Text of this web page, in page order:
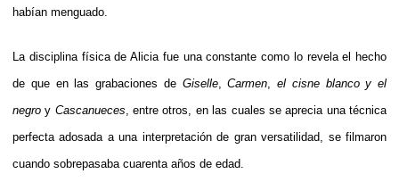
habían menguado.
La disciplina física de Alicia fue una constante como lo revela el hecho
de que en las grabaciones de Giselle,Carmen
el cisne blanco y el
negro y Cascanueces , entre otros, en las cuales se aprecia una técnica
perfecta adosada a una interpretación de gran versatilidad, se filmaron
cuando sobrepasaba cuarenta años de edad.